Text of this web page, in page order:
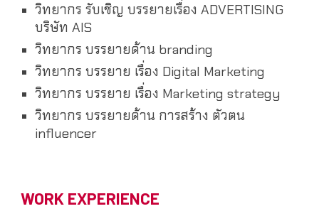
วิทยากร รับเชิญ บรรยายเรื่อง ADVERTISING
บริษัท AIS
วิทยากร บรรยายด้าน branding
วิทยากร บรรยาย เรื่อง Digital Marketing
วิทยากร บรรยาย เรื่อง Marketing strategy
วิทยากร บรรยายด้าน การสร้าง ตัวตน
influencer
WORK EXPERIENCE